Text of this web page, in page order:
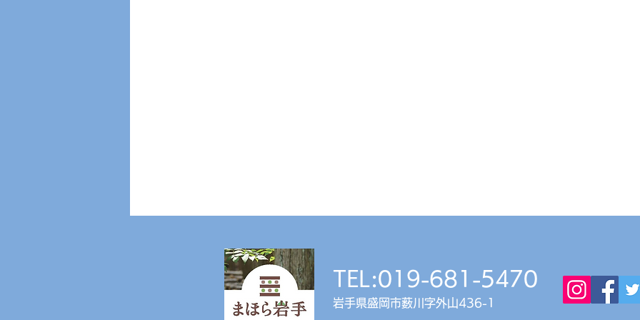
お菓
TEL:019-681-5470
岩手県盛岡市薮川字外山436-1